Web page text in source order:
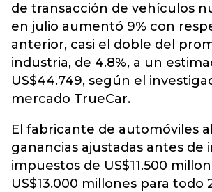
de transacción de vehículos
en julio aumentó 9% con
anterior, casi el doble del
industria, de 4.8%, a un
US$44.749, según el
mercado TrueCar.
El fabricante de automóviles
ganancias ajustadas antes de
impuestos de US$11.500
US$13.000 millones para todo